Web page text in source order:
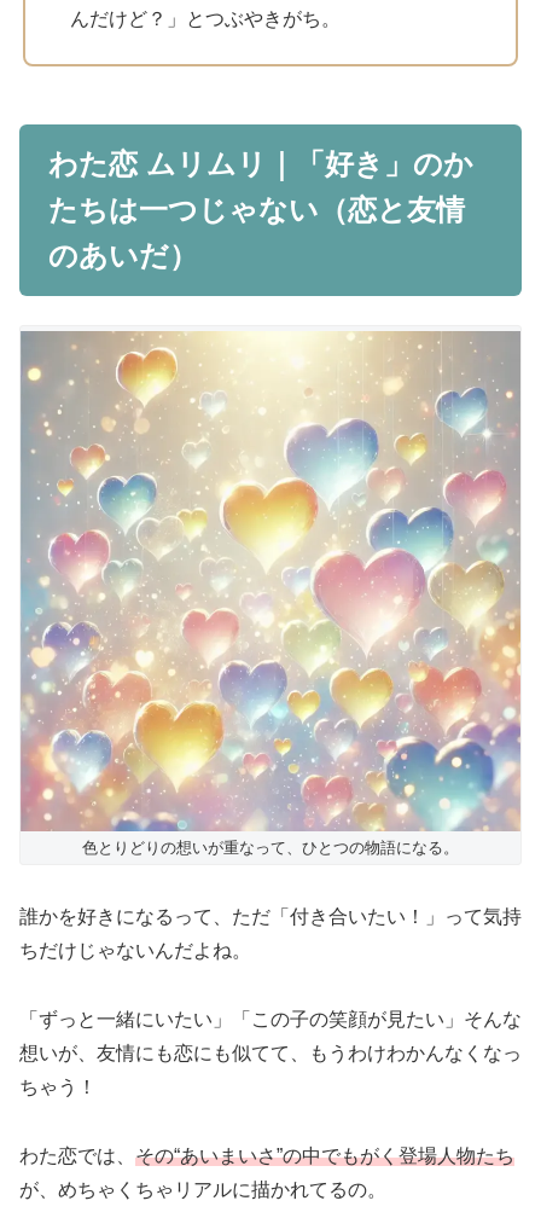
んだけど？」とつぶやきがち。
わた恋 ムリムリ｜「好き」のか
たちは一つじゃない（恋と友情
のあいだ）
色とりどりの想いが重なって、ひとつの物語になる。
誰かを好きになるって、ただ「付き合いたい！」って気持
ちだけじゃないんだよね。
「ずっと一緒にいたい」「この子の笑顔が見たい」そんな
想いが、友情にも恋にも似てて、もうわけわかんなくなっ
ちゃう！
わた恋では、 その“あいまいさ”の中でもがく登場人物たち
が、めちゃくちゃリアルに描かれてるの。